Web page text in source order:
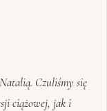
razem efekty były
przyjemność, miło